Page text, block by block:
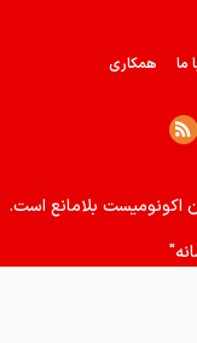
۱۴۰۵
ما همکاری
اکونومیست بلامانع است.